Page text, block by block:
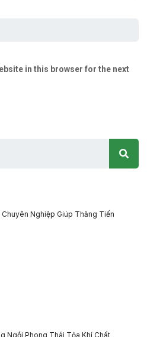
in this browser for the next
Nghiệp Giúp Thăng Tiến
Ngồi Phong Thái Tỏa Khí Chất